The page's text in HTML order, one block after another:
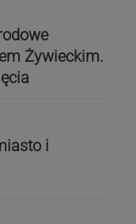
Żywieckim.
i